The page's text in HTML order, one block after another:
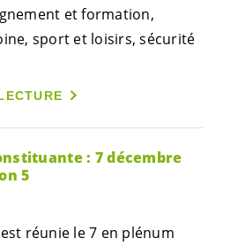
et formation,
sport et loisirs, sécurité
: 7 décembre
5
réunie le 7 en plénum